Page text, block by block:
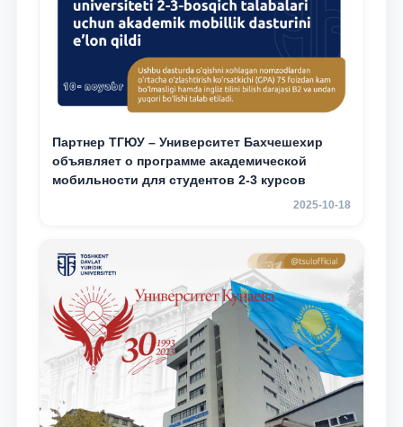
Партнер ТГЮУ – Университет Бахчешехир
объявляет о программе академической
мобильности для студентов 2-3 курсов
2025-10-18